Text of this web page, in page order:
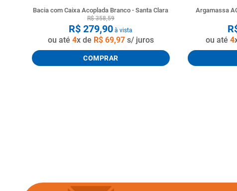
Bacia com Caixa Acoplada Branco - Santa Clara
R$ 358,59
R$ 279,90 à vista
ou até 4x de R$ 69,97s/ juros
COMPRAR
Argamassa
ou até4